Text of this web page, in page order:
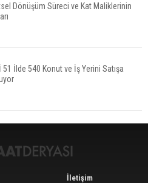
Kalan Ev Nasıl Satılır?
15 Bin Kiralık Sosyal Konut Eylülde
Dönüşüm Süreci ve Kat Maliklerinin
51 İlde 540 Konut ve İş Yerini Satışa
İletişim